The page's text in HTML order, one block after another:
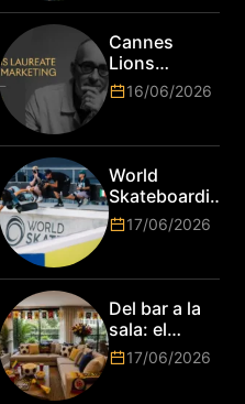
es hora de
subir de
nivel! Las
marcas más
top del
Cannes
Lions
anuncia a
Jim Stengel
primer Lions
Laureate for
Marketing
16/06/2026
World
Skateboarding
Tour:
¡Resultados
Mundo de
Park de Roma
2026!
17/06/2026
Del bar a la
sala: el
Mundial
2026 vuelve
17/06/2026